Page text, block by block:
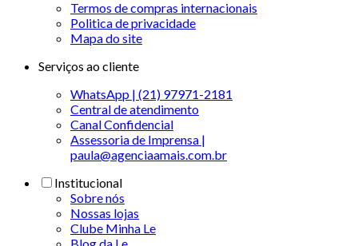
Termos de compras internacionais
Politica de privacidade
Mapa do site
Serviços ao cliente
WhatsApp | (21) 97971-2181
Central de atendimento
Canal Confidencial
Assessoria de Imprensa |
paula@agenciaamais.com.br
Institucional
Sobre nós
Nossas lojas
Clube Minha Le